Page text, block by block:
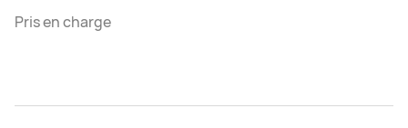
Pris en charge